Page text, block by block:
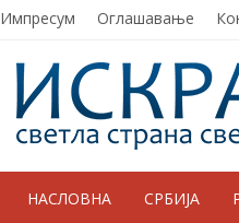
Импресум Оглашавање
НАСЛОВНА СРБИЈА